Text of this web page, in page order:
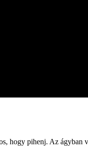
hogy pihenj. Az